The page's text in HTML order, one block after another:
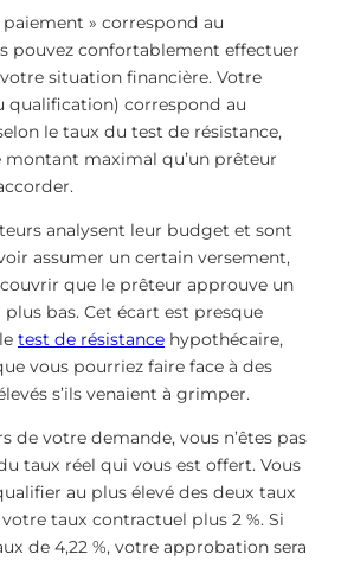
» correspond au
pouvez confortablement effectuer
situation financière. Votre
qualification) correspond au
le taux du test de résistance,
maximal qu’un prêteur
analysent leur budget et sont
assumer un certain versement,
que le prêteur approuve un
bas. Cet écart est presque
test de résistance hypothécaire,
vous pourriez faire face à des
s’ils venaient à grimper.
de votre demande, vous n’êtes pas
taux réel qui vous est offert. Vous
au plus élevé des deux taux
votre taux contractuel plus 2 %. Si
de 4,22 %, votre approbation sera